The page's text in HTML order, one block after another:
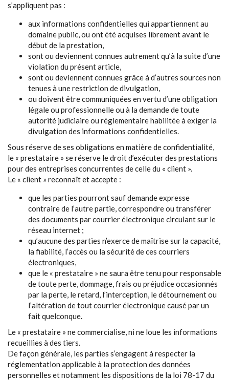
s’appliquent pas :
aux informations confidentielles qui appartiennent au
domaine public, ou ont été acquises librement avant le
début de la prestation,
sont ou deviennent connues autrement qu’à la suite d’une
violation du présent article,
sont ou deviennent connues grâce à d’autres sources non
tenues à une restriction de divulgation,
ou doivent être communiquées en vertu d’une obligation
légale ou professionnelle ou à la demande de toute
autorité judiciaire ou réglementaire habilitée à exiger la
divulgation des informations confidentielles.
Sous réserve de ses obligations en matière de confidentialité,
le « prestataire » se réserve le droit d’exécuter des prestations
pour des entreprises concurrentes de celle du « client ».
Le « client » reconnaît et accepte :
que les parties pourront sauf demande expresse
contraire de l’autre partie, correspondre ou transférer
des documents par courrier électronique circulant sur le
réseau internet ;
qu’aucune des parties n’exerce de maîtrise sur la capacité,
la fiabilité, l’accès ou la sécurité de ces courriers
électroniques,
que le « prestataire » ne saura être tenu pour responsable
de toute perte, dommage, frais ou préjudice occasionnés
par la perte, le retard, l’interception, le détournement ou
l’altération de tout courrier électronique causé par un
fait quelconque.
Le « prestataire » ne commercialise, ni ne loue les informations
recueillies à des tiers.
De façon générale, les parties s’engagent à respecter la
réglementation applicable à la protection des données
personnelles et notamment les dispositions de la loi 78-17 du